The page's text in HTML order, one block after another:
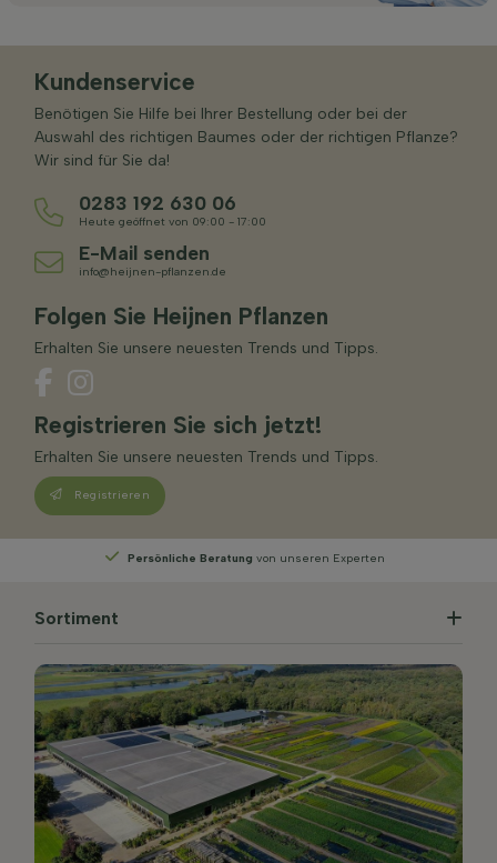
Kundenservice
Benötigen Sie Hilfe bei Ihrer Bestellung oder bei der
Auswahl des richtigen Baumes oder der richtigen Pflanze?
Wir sind für Sie da!
0283 192 630 06
Heute geöffnet von 09:00 - 17:00
E-Mail senden
info@heijnen-pflanzen.de
Folgen Sie Heijnen Pflanzen
Erhalten Sie unsere neuesten Trends und Tipps.
Registrieren Sie sich jetzt!
Erhalten Sie unsere neuesten Trends und Tipps.
Registrieren
Persönliche Beratungvon unseren Experten
Sortiment